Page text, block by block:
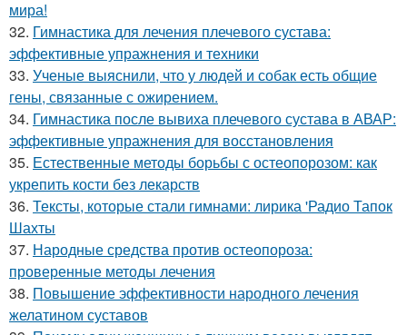
мира!
32. Гимнастика для лечения плечевого сустава:
эффективные упражнения и техники
33. Ученые выяснили, что у людей и собак есть общие
гены, связанные с ожирением.
34. Гимнастика после вывиха плечевого сустава в АВАР:
эффективные упражнения для восстановления
35. Естественные методы борьбы с остеопорозом: как
укрепить кости без лекарств
36. Тексты, которые стали гимнами: лирика 'Радио Тапок
Шахты
37. Народные средства против остеопороза:
проверенные методы лечения
38. Повышение эффективности народного лечения
желатином суставов